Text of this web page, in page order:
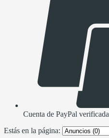
Cuenta de PayPal verificada
Estás en la página: